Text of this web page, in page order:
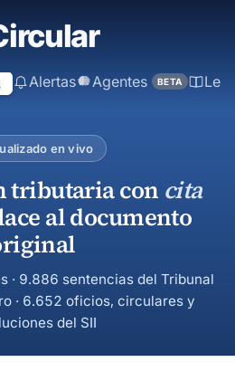
Alertas Agentes BETA
en vivo
tributaria con cita
al documento
· 9.886 sentencias del Tribunal
· 6.652 oficios, circulares y
del SII